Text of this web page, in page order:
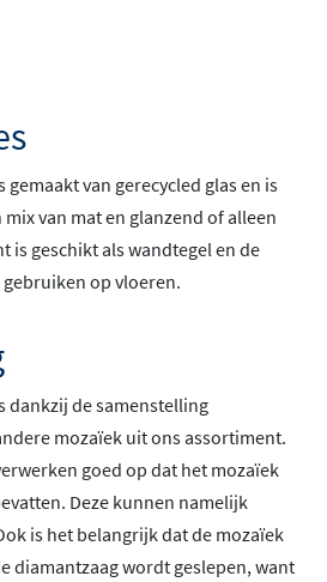
gemaakt van gerecycled glas en is
van mat en glanzend of alleen
is geschikt als wandtegel en de
op vloeren.
dankzij de samenstelling
mozaïek uit ons assortiment.
goed op dat het mozaïek
Deze kunnen namelijk
is het belangrijk dat de mozaïek
diamantzaag wordt geslepen, want